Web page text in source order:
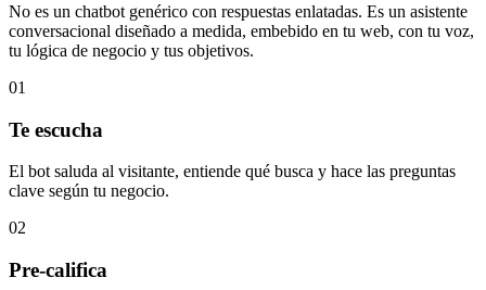
No es un chatbot genérico con respuestas enlatadas. Es un asistente
conversacional diseñado a medida, embebido en tu web, con tu voz,
tu lógica de negocio y tus objetivos.
01
Te escucha
El bot saluda al visitante, entiende qué busca y hace las preguntas
clave según tu negocio.
02
Pre-califica